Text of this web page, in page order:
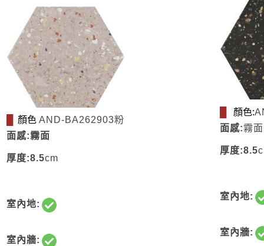
顏色 AND-BA262903粉
面感:霧面
厚度:8.5cm
室內地:
室內牆:
顏色:
面感:霧面
厚度:8.5
室內地:
室內牆: